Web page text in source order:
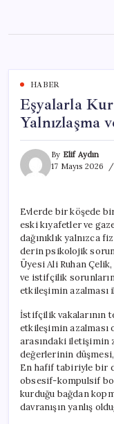
content
HABER
Eşyalarla
Yalnızlaşma
By Elif Aydın
17 Mayıs 2026
Evlerde bir köşede
eski kıyafetler ve
dağınıklık yalnızca
derin psikolojik
Üyesi Ali Ruhan
ve istifçilik
etkileşimin azalması
İstifçilik vakalarının
etkileşimin azalması
arasındaki iletişimin
değerlerinin düşmesi,
En hafif tabiriyle bir
obsesif-kompulsif
kurduğu bağdan
davranışın yanlış